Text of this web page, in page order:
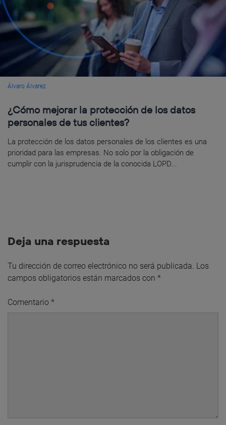
Álvaro Álvarez
¿Cómo mejorar la protección de los datos
personales de tus clientes?
La protección de los datos personales de los clientes es una
prioridad para las empresas. No solo por la obligación de
cumplir con la jurisprudencia de la conocida LOPD...
Deja una respuesta
Tu dirección de correo electrónico no será publicada. Los
campos obligatorios están marcados con *
Comentario *